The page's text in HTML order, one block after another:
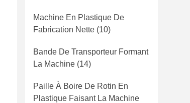
Machine En Plastique De
Fabrication Nette (10)
Bande De Transporteur Formant
La Machine (14)
Paille À Boire De Rotin En
Plastique Faisant La Machine